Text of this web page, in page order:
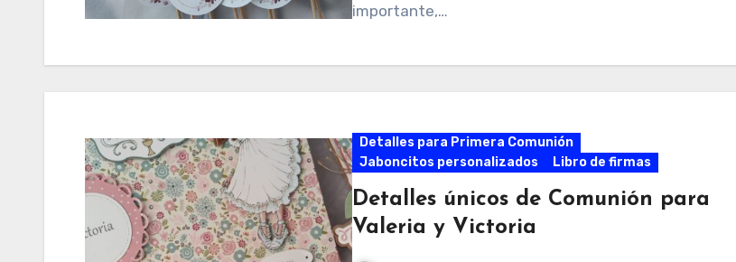
importante,…
Detalles para Primera Comunión
Jaboncitos personalizados
Libro de firmas
Detalles únicos de Comunión para
Valeria y Victoria